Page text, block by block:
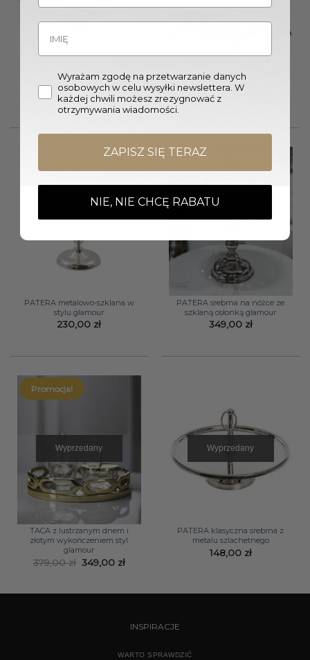
MISA szklana 35×9 cm
turkusowa
177,00zł
PATERA metalowa złota
dwupoziomowa klasyczna
449,00
PATERA metalowo-szklana w
stylu glamour
230,00 zł
PATERA srebrna na nóżce ze
szklaną osłonką glamour
349,00 zł
Promocja!
Wyprzedany
TACA z lustrzanym dnem i
złotym wykończeniem styl
glamour
379,00zł Pierwotna
cena
349,00 złAktualna
Wyprzedany
PATERA klasyczna srebrna z
metalu szlachetnego
148,00 zł
INSPIRACJE
WARTO SPRAWDZIĆ
Wyrażam zgodę na przetwarzanie danych
osobowych w celu wysyłki newslettera. W
każdej chwili możesz zrezygnować z
otrzymywania wiadomości.
ZAPISZ SIĘ TERAZ
NIE, NIE CHCĘ RABATU